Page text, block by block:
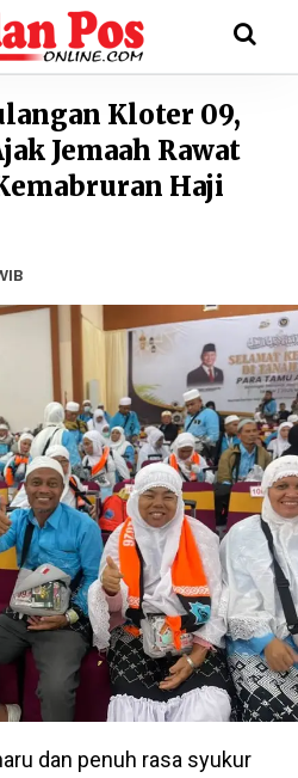
Kloter 09,
Jemaah Rawat
Haji
dan penuh rasa syukur